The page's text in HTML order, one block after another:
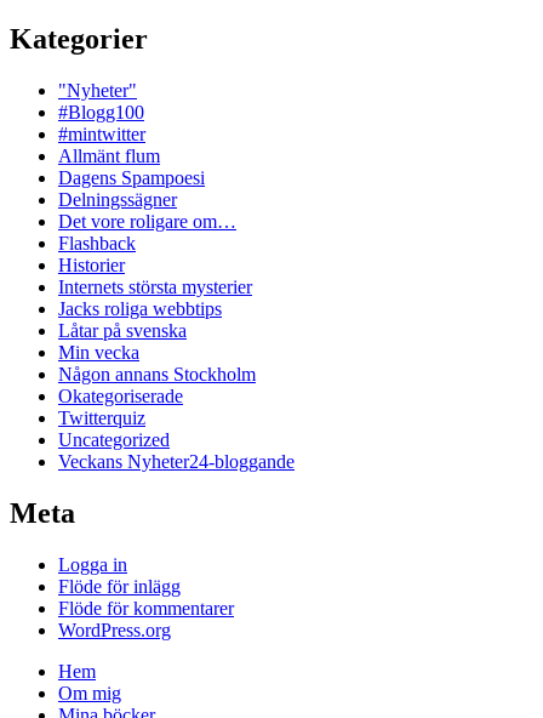
Kategorier
"Nyheter"
#Blogg100
#mintwitter
Allmänt flum
Dagens Spampoesi
Delningssägner
Det vore roligare om…
Flashback
Historier
Internets största mysterier
Jacks roliga webbtips
Låtar på svenska
Min vecka
Någon annans Stockholm
Okategoriserade
Twitterquiz
Uncategorized
Veckans Nyheter24-bloggande
Meta
Logga in
Flöde för inlägg
Flöde för kommentarer
WordPress.org
Hem
Om mig